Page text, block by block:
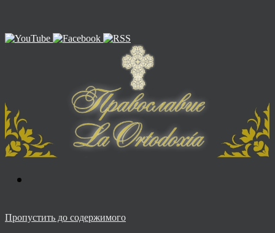
Пропустить до содержимого